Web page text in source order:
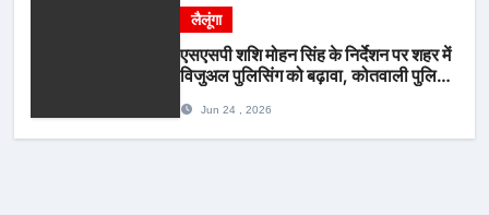
लैलूंगा
एसएसपी शशि मोहन सिंह के निर्देशन पर शहर में
विजुअल पुलिसिंग को बढ़ावा, कोतवाली पुलिस
Jun 24 , 2026